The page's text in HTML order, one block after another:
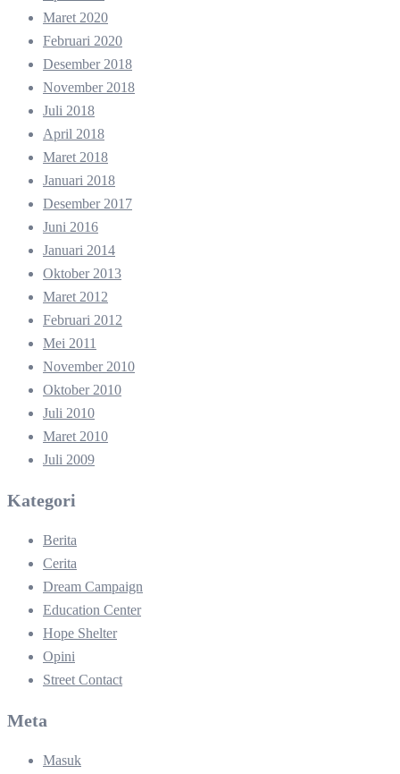
Maret 2020
Februari 2020
Desember 2018
November 2018
Juli 2018
April 2018
Maret 2018
Januari 2018
Desember 2017
Juni 2016
Januari 2014
Oktober 2013
Maret 2012
Februari 2012
Mei 2011
November 2010
Oktober 2010
Juli 2010
Maret 2010
Juli 2009
Kategori
Berita
Cerita
Dream Campaign
Education Center
Hope Shelter
Opini
Street Contact
Meta
Masuk